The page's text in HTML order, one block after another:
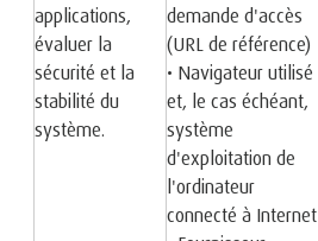
applications,
évaluer la
sécurité et la
stabilité du
système.
demande d'accès
(URL de référence)
• Navigateur utilisé
et, le cas échéant,
système
d'exploitation de
l'ordinateur
connecté à Internet